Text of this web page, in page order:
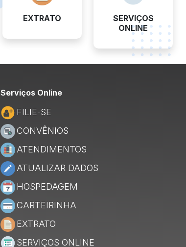
EXTRATO
SERVIÇOS
ONLINE
Serviços Online
FILIE-SE
CONVÊNIOS
ATENDIMENTOS
ATUALIZAR DADOS
HOSPEDAGEM
CARTEIRINHA
EXTRATO
SERVIÇOS ONLINE